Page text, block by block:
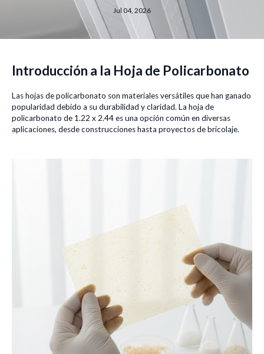
Jul 04, 2026
Introducción a la Hoja de Policarbonato
Las hojas de policarbonato son materiales versátiles que han ganado
popularidad debido a su durabilidad y claridad. La hoja de
policarbonato de 1.22 x 2.44 es una opción común en diversas
aplicaciones, desde construcciones hasta proyectos de bricolaje.